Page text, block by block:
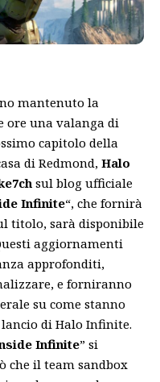
mantenuto la
ore una valanga di
capitolo della
di Redmond, Halo
sul blog ufficiale
Infinite“, che fornirà
titolo, sarà disponibile
aggiornamenti
approfonditi,
e forniranno
su come stanno
di Halo Infinite.
Infinite” si
che il team sandbox